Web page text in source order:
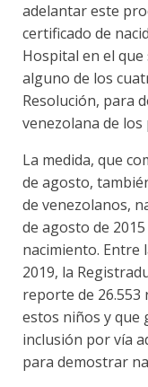
adelantar este
certificado de
Hospital en el
alguno de los
Resolución, para
venezolana de los
La medida, que
de agosto,
de venezolanos,
de agosto de
nacimiento. Entre
2019, la
reporte de 26.553
estos niños y que
inclusión por vía
para demostrar